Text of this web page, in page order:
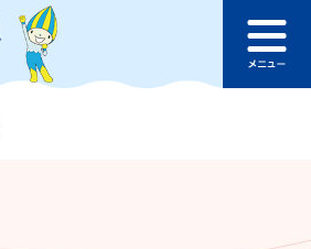
このページの本文へ
ュ